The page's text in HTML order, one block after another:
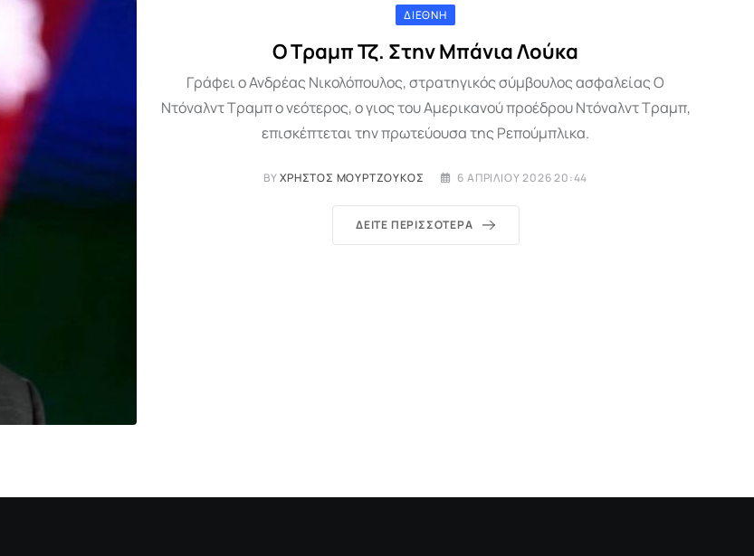
ΔΙΕΘΝΉ
Ο Τραμπ Τζ. Στην Μπάνια Λούκα
Γράφει ο Ανδρέας Νικολόπουλος, στρατηγικός σύμβουλος ασφαλείας Ο
Ντόναλντ Τραμπ ο νεότερος, ο γιος του Αμερικανού προέδρου Ντόναλντ Τραμπ,
επισκέπτεται την πρωτεύουσα της Ρεπούμπλικα.
BYΧΡΉΣΤΟΣ ΜΟΥΡΤΖΟΎΚΟΣ 6 ΑΠΡΙΛΊΟΥ 2026 20:44
ΔΕΊΤΕ ΠΕΡΙΣΣΌΤΕΡΑ